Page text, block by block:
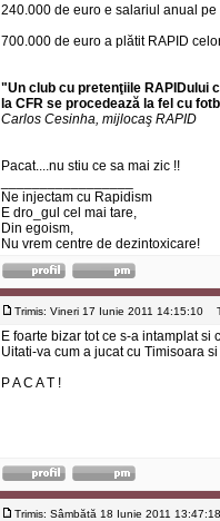
240.000 de euro e salariul anual
700.000 de euro a plătit RAPID
"Un club cu pretenţiile RAPIDului
la CFR se procedează la fel cu
Carlos Cesinha, mijlocaş RAPID
Pacat....nu stiu ce sa mai zic !!
Ne injectam cu Rapidism
E dro_gul cel mai tare,
Din egoism,
Nu vrem centre de dezintoxicare!
Trimis: Vineri 17 Iunie 2011 14:15:10
E foarte bizar tot ce s-a intamplat
Uitati-va cum a jucat cu Timisoara
P A C A T !
Trimis: Sâmbătă 18 Iunie 2011 13:47:18